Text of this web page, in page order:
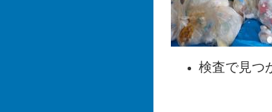
検査で見つ
＜廃プ